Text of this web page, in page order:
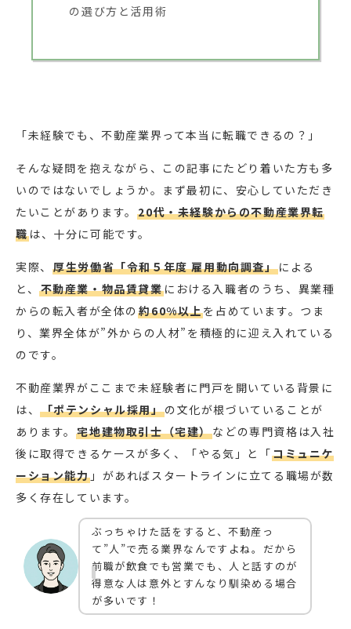
の選び方と活用術
「未経験でも、不動産業界って本当に転職できるの？」
そんな疑問を抱えながら、この記事にたどり着いた方も多
いのではないでしょうか。まず最初に、安心していただき
たいことがあります。 20代・未経験からの不動産業界転
職は、十分に可能です。
実際、 厚生労働省「令和５年度 雇用動向調査」による
と、不動産業・物品賃貸業における入職者のうち、異業種
からの転入者が全体の 約60%以上を占めています。つま
り、業界全体が”外からの人材”を積極的に迎え入れている
のです。
不動産業界がここまで未経験者に門戸を開いている背景に
は、「ポテンシャル採用」の文化が根づいていることが
あります。 宅地建物取引士（宅建）などの専門資格は入社
後に取得できるケースが多く、「やる気」と「コミュニケ
ーション能力 」があればスタートラインに立てる職場が数
多く存在しています。
ぶっちゃけた話をすると、不動産っ
て”人”で売る業界なんですよね。だから
前職が飲食でも営業でも、人と話すのが
得意な人は意外とすんなり馴染める場合
が多いです！